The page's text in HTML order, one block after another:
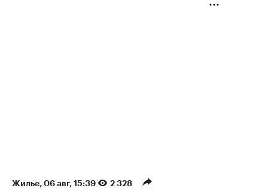
Жилье⁠, 06 авг, 15:39 2 328